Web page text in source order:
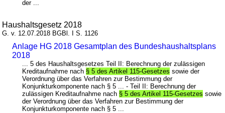
der ...
Haushaltsgesetz 2018
G. v. 12.07.2018 BGBl. I S. 1126
Anlage HG 2018 Gesamtplan des Bundeshaushaltsplans
2018
... 5 des Haushaltsgesetzes Teil II: Berechnung der zulässigen
Kreditaufnahme nach § 5 des Artikel 115-Gesetzes sowie der
Verordnung über das Verfahren zur Bestimmung der
Konjunkturkomponente nach § 5 ... - Teil II: Berechnung der
zulässigen Kreditaufnahme nach § 5 des Artikel 115-Gesetzes sowie
der Verordnung über das Verfahren zur Bestimmung der
Konjunkturkomponente nach § 5 ...